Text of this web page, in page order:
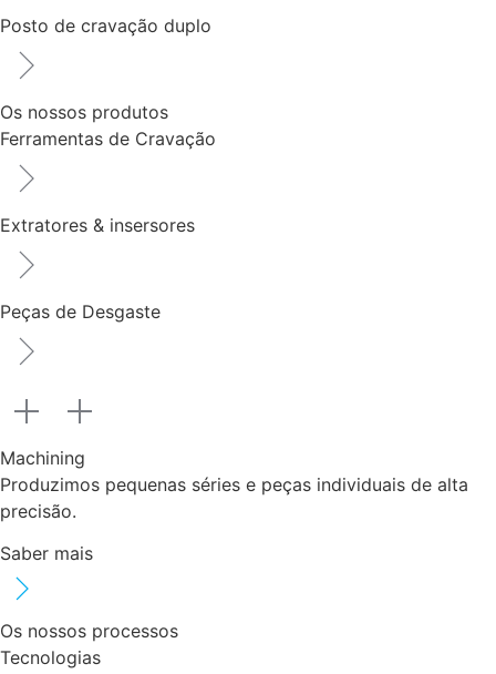
Posto de cravação duplo
Os nossos produtos
Ferramentas de Cravação
Extratores & insersores
Peças de Desgaste
Machining
Produzimos pequenas séries e peças individuais de alta
precisão.
Saber mais
Os nossos processos
Tecnologias